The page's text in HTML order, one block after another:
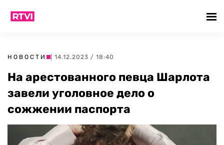
НОВОСТИ | 14.12.2023 / 18:40
На арестованного певца Шарлота
завели уголовное дело о
сожжении паспорта